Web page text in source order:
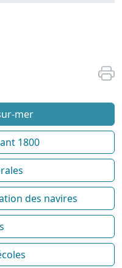
mer
1800
des navires